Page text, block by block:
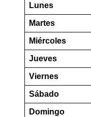
Lunes
Martes
Miércoles
Jueves
Viernes
Sábado
Domingo